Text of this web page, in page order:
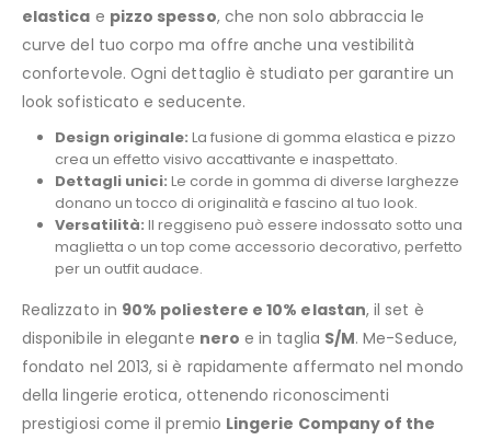
elastica e pizzo spesso, che non solo abbraccia le
curve del tuo corpo ma offre anche una vestibilità
confortevole. Ogni dettaglio è studiato per garantire un
look sofisticato e seducente.
Design originale: La fusione di gomma elastica e pizzo
crea un effetto visivo accattivante e inaspettato.
Dettagli unici: Le corde in gomma di diverse larghezze
donano un tocco di originalità e fascino al tuo look.
Versatilità: Il reggiseno può essere indossato sotto una
maglietta o un top come accessorio decorativo, perfetto
per un outfit audace.
Realizzato in 90% poliestere e 10% elastan, il set è
disponibile in elegante nero e in taglia S/M. Me-Seduce,
fondato nel 2013, si è rapidamente affermato nel mondo
della lingerie erotica, ottenendo riconoscimenti
prestigiosi come il premio Lingerie Company of the